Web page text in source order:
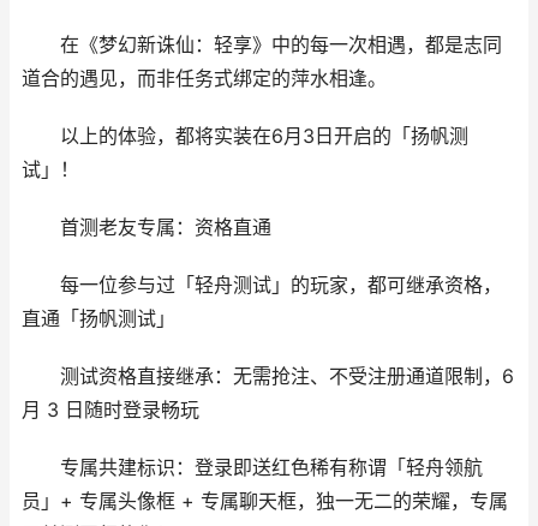
在《梦幻新诛仙：轻享》中的每一次相遇，都是志同
道合的遇见，而非任务式绑定的萍水相逢。
以上的体验，都将实装在6月3日开启的「扬帆测
试」！
首测老友专属：资格直通
每一位参与过「轻舟测试」的玩家，都可继承资格，
直通「扬帆测试」
测试资格直接继承：无需抢注、不受注册通道限制，6
月 3 日随时登录畅玩
专属共建标识：登录即送红色稀有称谓「轻舟领航
员」+ 专属头像框 + 专属聊天框，独一无二的荣耀，专属